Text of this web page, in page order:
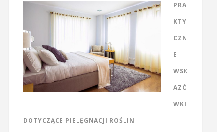
PRA
KTY
CZN
E
WSK
AZÓ
WKI
DOTYCZĄCE PIELĘGNACJI ROŚLIN